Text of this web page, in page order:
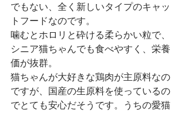
でもない、全く新しいタイプのキャッ
トフードなのです。
噛むとホロリと砕ける柔らかい粒で、
シニア猫ちゃんでも食べやすく、栄養
価が抜群。
猫ちゃんが大好きな鶏肉が主原料なの
ですが、国産の生原料を使っているの
でとても安心だそうです。うちの愛猫